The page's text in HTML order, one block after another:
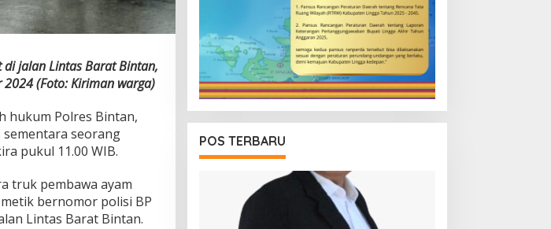
jalan Lintas Barat Bintan,
(Foto: Kiriman warga)
hukum Polres Bintan,
seorang
pukul 11.00 WIB.
truk pembawa ayam
bernomor polisi BP
Lintas Barat Bintan.
POS TERBARU